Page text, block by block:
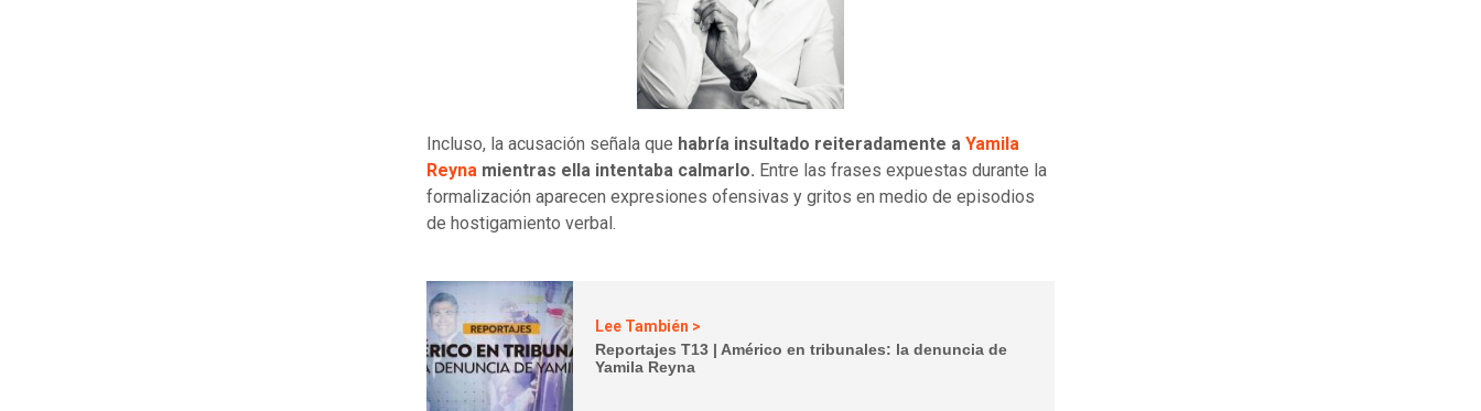
Incluso, la acusación señala que habría insultado reiteradamente a Yamila
Reyna mientras ella intentaba calmarlo. Entre las frases expuestas durante la
formalización aparecen expresiones ofensivas y gritos en medio de episodios
de hostigamiento verbal.
Lee También >
Reportajes T13 | Américo en tribunales: la denuncia de
Yamila Reyna